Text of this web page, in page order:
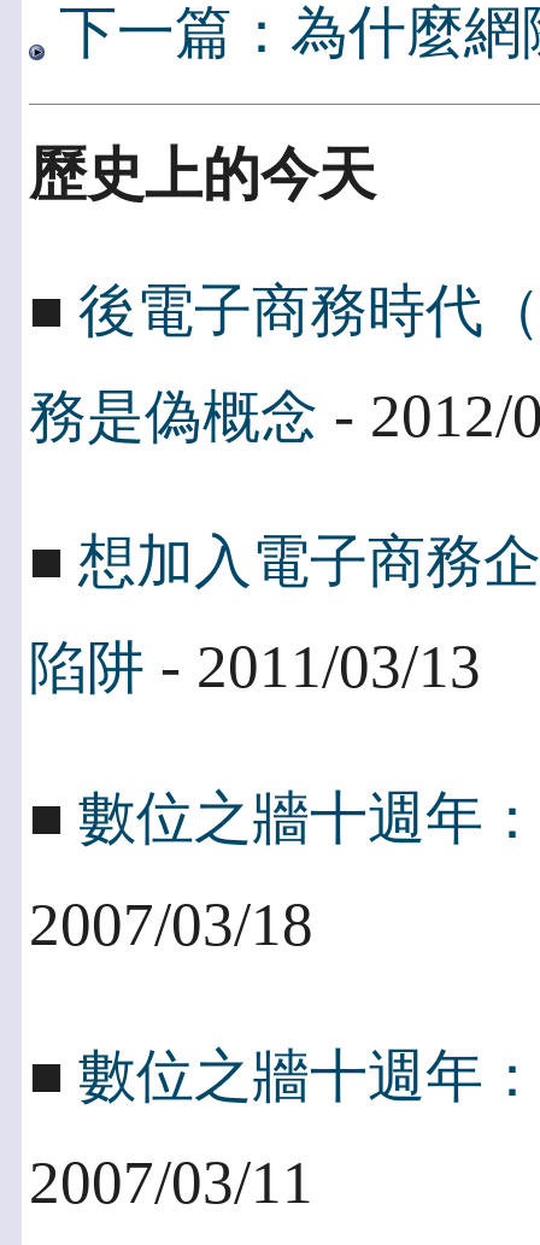
下一篇：為什麼
歷史上的今天
■ 後電子商務時代
務是偽概念 - 2012/
■ 想加入電子商務
陷阱 - 2011/03/13
■ 數位之牆十週年
2007/03/18
■ 數位之牆十週年
2007/03/11